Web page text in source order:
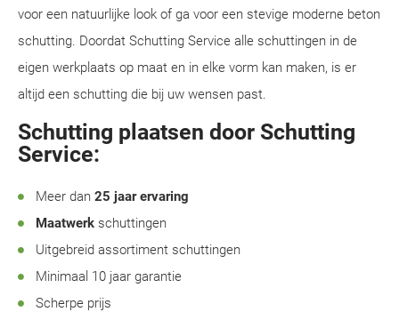
voor een natuurlijke look of ga voor een stevige moderne beton
schutting. Doordat Schutting Service alle schuttingen in de
eigen werkplaats op maat en in elke vorm kan maken, is er
altijd een schutting die bij uw wensen past.
Schutting plaatsen door Schutting
Service:
Meer dan 25 jaar ervaring
Maatwerk schuttingen
Uitgebreid assortiment schuttingen
Minimaal 10 jaar garantie
Scherpe prijs